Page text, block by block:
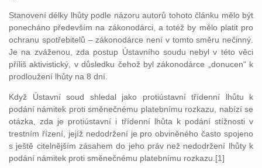
Stanovení délky lhůty podle názoru autorů tohoto článku mělo být
ponecháno především na zákonodárci, a totéž by mělo platit pro
ochranu spotřebitelů – zákonodárce není v tomto směru nečinný.
Je na zváženou, zda postup Ústavního soudu nebyl v této věci
příliš aktivistický, v důsledku čehož byl zákonodárce „donucen“ k
prodloužení lhůty na 8 dní.
Když Ústavní soud shledal jako protiústavní třídenní lhůtu k
podání námitek proti směnečnému platebnímu rozkazu, nabízí se
otázka, zda je protiústavní i třídenní lhůta k podání stížnosti v
trestním řízení, jejíž nedodržení je pro obviněného často spojeno
s ještě citelnějším zásahem do jeho práv než nedodržení lhůty k
podání námitek proti směnečnému platebnímu rozkazu.[1]